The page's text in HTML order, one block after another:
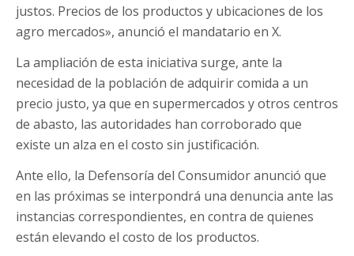
justos. Precios de los productos y ubicaciones de los
agro mercados», anunció el mandatario en X.
La ampliación de esta iniciativa surge, ante la
necesidad de la población de adquirir comida a un
precio justo, ya que en supermercados y otros centros
de abasto, las autoridades han corroborado que
existe un alza en el costo sin justificación.
Ante ello, la Defensoría del Consumidor anunció que
en las próximas se interpondrá una denuncia ante las
instancias correspondientes, en contra de quienes
están elevando el costo de los productos.